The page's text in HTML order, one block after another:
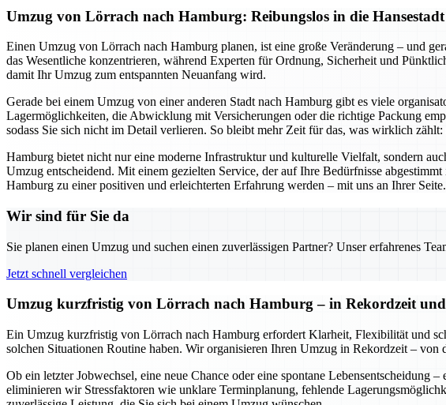
Umzug von Lörrach nach Hamburg: Reibungslos in die
Einen Umzug von Lörrach nach Hamburg planen, ist eine große Veränderung – und
das Wesentliche konzentrieren, während Experten für Ordnung, Sicherheit und
damit Ihr Umzug zum entspannten Neuanfang wird.
Gerade bei einem Umzug von einer anderen Stadt nach Hamburg gibt es viele
Lagermöglichkeiten, die Abwicklung mit Versicherungen oder die richtige Packung
sodass Sie sich nicht im Detail verlieren. So bleibt mehr Zeit für das, was wirklich zählt:
Hamburg bietet nicht nur eine moderne Infrastruktur und kulturelle Vielfalt, sondern
Umzug entscheidend. Mit einem gezielten Service, der auf Ihre Bedürfnisse
Hamburg zu einer positiven und erleichterten Erfahrung werden – mit uns an Ihrer Seite.
Wir sind für Sie da
Sie planen einen Umzug und suchen einen zuverlässigen Partner? Unser erfahrenes
Jetzt schnell vergleichen
Umzug kurzfristig von Lörrach nach Hamburg – in Rekordzeit und
Ein Umzug kurzfristig von Lörrach nach Hamburg erfordert Klarheit, Flexibilität und
solchen Situationen Routine haben. Wir organisieren Ihren Umzug in Rekordzeit –
Ob ein letzter Jobwechsel, eine neue Chance oder eine spontane
eliminieren wir Stressfaktoren wie unklare Terminplanung, fehlende